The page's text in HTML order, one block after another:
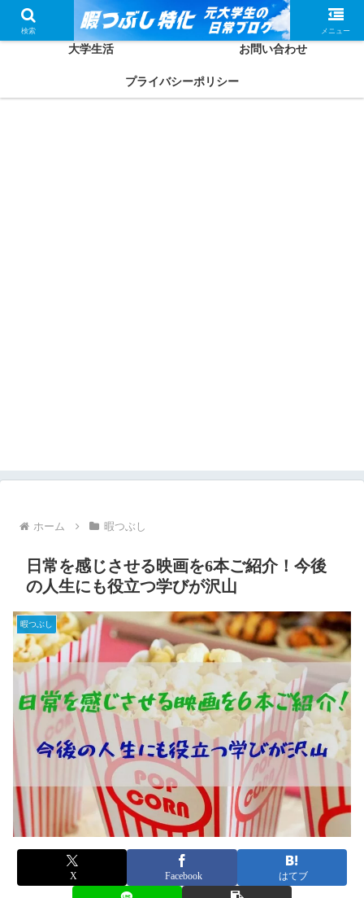
ホーム かしわってどんな人？
大学生活 お問い合わせ
プライバシーポリシー
ホーム 暇つぶし
日常を感じさせる映画を6本ご紹介！今後
の人生にも役立つ学びが沢山
暇つぶし
X Facebook はてブ
検索 メニュー